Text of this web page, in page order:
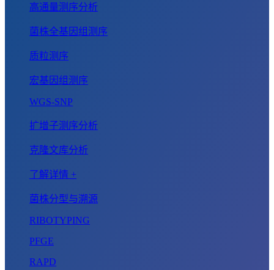
高通量测序分析
菌株全基因组测序
质粒测序
宏基因组测序
WGS-SNP
扩增子测序分析
克隆文库分析
了解详情 +
菌株分型与溯源
RIBOTYPING
PFGE
RAPD